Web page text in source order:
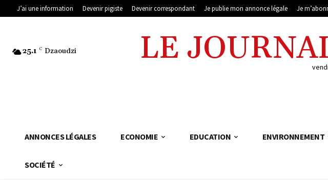
J’ai une information Devenir pigiste Devenir correspondant Je publie mon annonce légale Je
25.1 C Dzaoudzi LE
ANNONCES LÉGALES ECONOMIE EDUCATION ENVIRONNEMENT
SOCIÉTÉ